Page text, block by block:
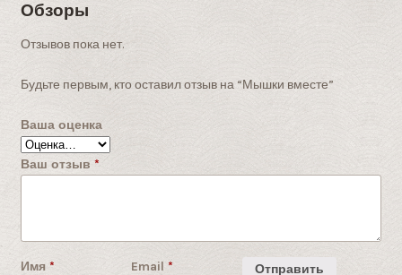
Обзоры
Отзывов пока нет.
Будьте первым, кто оставил отзыв на “Мышки вместе”
Ваша оценка
Ваш отзыв *
Имя * Email*